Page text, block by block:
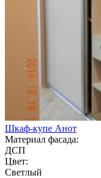
Шкаф-купе Анот
Материал фасада:
ДСП
Цвет:
Светлый